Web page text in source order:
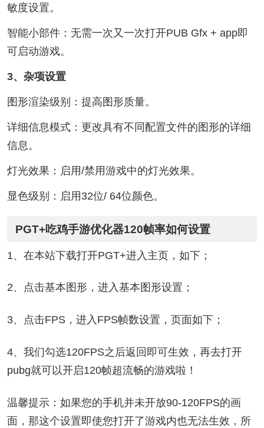
敏度设置。
智能小部件：无需一次又一次打开PUB Gfx + app即
可启动游戏。
3、杂项设置
图形渲染级别：提高图形质量。
详细信息模式：更改具有不同配置文件的图形的详细
信息。
灯光效果：启用/禁用游戏中的灯光效果。
显色级别：启用32位/ 64位颜色。
PGT+吃鸡手游优化器120帧率如何设置
1、在本站下载打开PGT+进入主页，如下；
2、点击基本图形，进入基本图形设置；
3、点击FPS，进入FPS帧数设置，页面如下；
4、我们勾选120FPS之后返回即可生效，再去打开
pubg就可以开启120帧超流畅的游戏啦！
温馨提示：如果您的手机并未开放90-120FPS的画
面，那这个设置即使您打开了游戏内也无法生效，所